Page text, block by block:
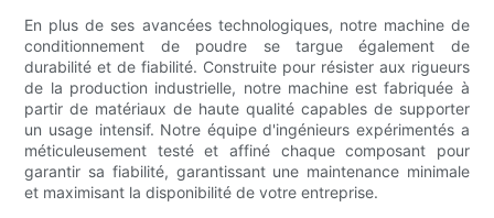
En plus de ses avancées technologiques, notre machine de
conditionnement de poudre se targue également de
durabilité et de fiabilité. Construite pour résister aux rigueurs
de la production industrielle, notre machine est fabriquée à
partir de matériaux de haute qualité capables de supporter
un usage intensif. Notre équipe d'ingénieurs expérimentés a
méticuleusement testé et affiné chaque composant pour
garantir sa fiabilité, garantissant une maintenance minimale
et maximisant la disponibilité de votre entreprise.